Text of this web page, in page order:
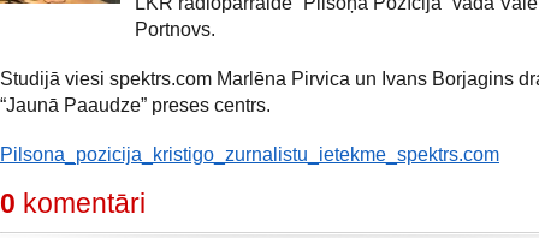
Portnovs.
Studijā viesi spektrs.com Marlēna Pirvica un Ivans Borjagins
“Jaunā Paaudze” preses centrs.
Pilsona_pozicija_kristigo_zurnalistu_ietekme_spektrs.com
0 komentāri